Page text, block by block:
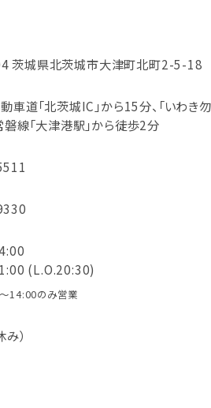
茨城県北茨城市大津町北町2-5-18
動車道「北茨城IC」から15分、「いわき
磐線「大津港駅」から徒歩2分
(L.O.20:30)
14:00のみ営業
）